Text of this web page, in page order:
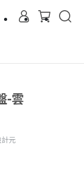
-雲
元